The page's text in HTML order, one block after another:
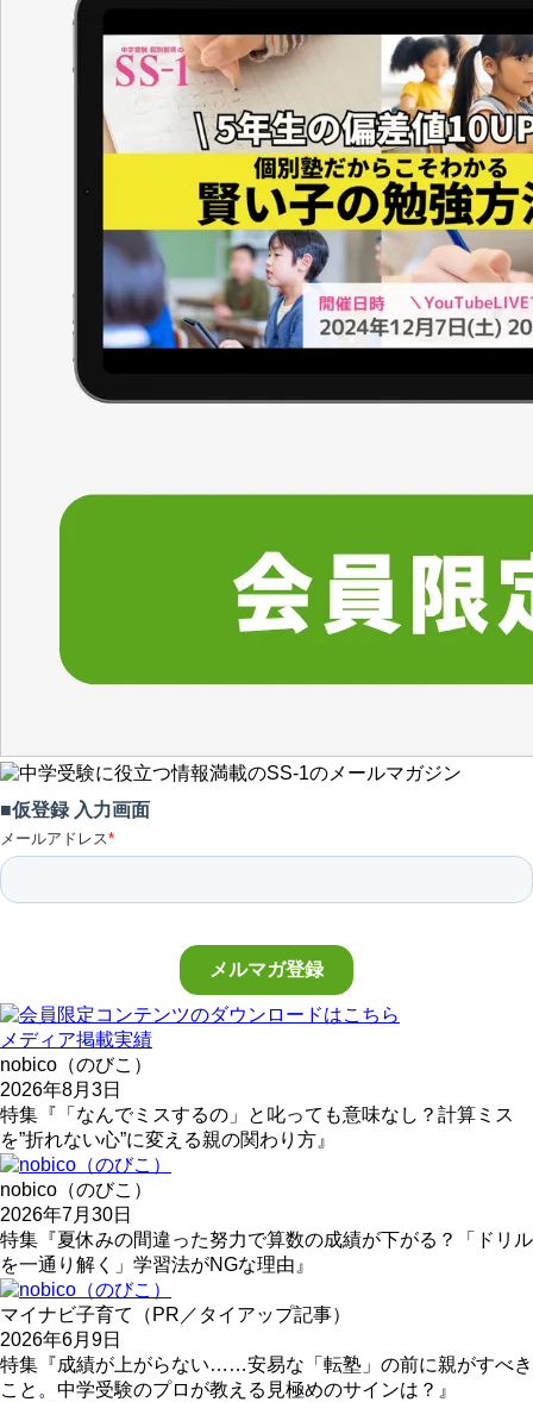
メディア掲載実績
nobico（のびこ）
2026年8月3日
特集『「なんでミスするの」と叱っても意味なし？計算ミス
を”折れない心”に変える親の関わり方』
nobico（のびこ）
2026年7月30日
特集『夏休みの間違った努力で算数の成績が下がる？「ドリル
を一通り解く」学習法がNGな理由』
マイナビ子育て（PR／タイアップ記事）
2026年6月9日
特集『成績が上がらない……安易な「転塾」の前に親がすべき
こと。中学受験のプロが教える見極めのサインは？』